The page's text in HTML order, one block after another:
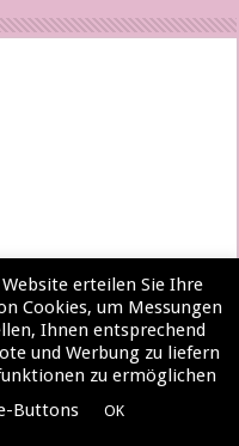
erteilen Sie Ihre
Cookies, um Messungen
Ihnen entsprechend
und Werbung zu liefern
zu ermöglichen
Buttons
OK